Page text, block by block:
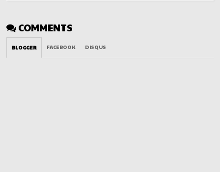
COMMENTS
BLOGGER FACEBOOK DISQUS